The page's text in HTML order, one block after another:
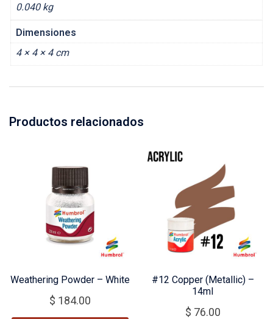
0.040 kg
Dimensiones
4 × 4 × 4 cm
Productos relacionados
Weathering Powder – White
$ 184.00
#12 Copper (Metallic) –
14ml
$ 76.00